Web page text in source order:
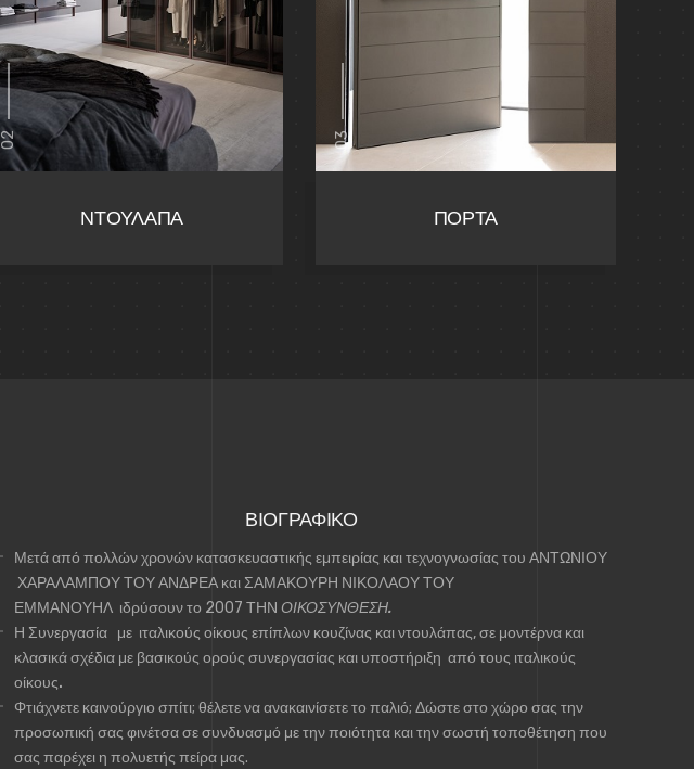
02
ΝΤΟΥΛΑΠΑ
03
ΠΟΡΤΑ
ΒΙΟΓΡΑΦΙΚΟ
Μετά από πολλών χρονών κατασκευαστικής εμπειρίας και τεχνογνωσίας του ΑΝΤΩΝΙΟΥ
ΧΑΡΑΛΑΜΠΟΥ ΤΟΥΑΝΔΡΕΑ καιΣΑΜΑΚΟΥΡΗ ΝΙΚΟΛΑΟΥ ΤΟΥ
ΕΜΜΑΝΟΥΗΛ ιδρύσουν το 2007 ΤΗΝ ΟΙΚΟΣΥΝΘΕΣΗ.
Η Συνεργασία με ιταλικούς οίκους επίπλων κουζίνας και ντουλάπας,σε μοντέρνα και
κλασικά σχέδια με βασικούς ορούς συνεργασίας και υποστήριξη από τους ιταλικούς
οίκους.
Φτιάχνετε καινούργιο σπίτι; θέλετε να ανακαινίσετε το παλιό; Δώστε στο χώρο σας την
προσωπική σας φινέτσα σε συνδυασμό με την ποιότητα και την σωστή τοποθέτηση που
σας παρέχει η πολυετής πείρα μας.